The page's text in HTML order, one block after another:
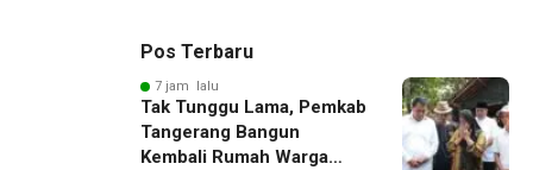
Pos Terbaru
7 jam lalu
Tak Tunggu Lama, Pemkab
Tangerang Bangun
Kembali Rumah Warga